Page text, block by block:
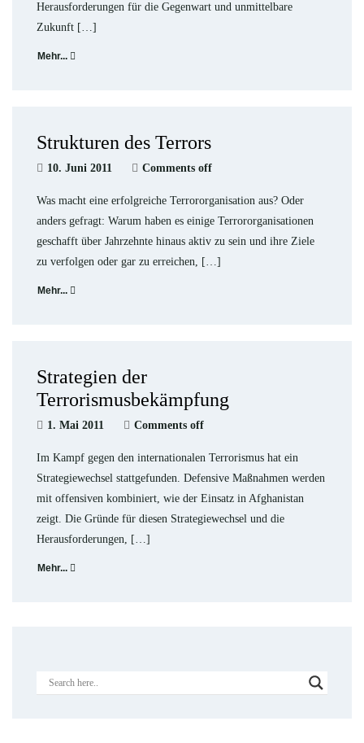
Herausforderungen für die Gegenwart und unmittelbare
Zukunft […]
Mehr...
Strukturen des Terrors
10. Juni 2011 Comments off
Was macht eine erfolgreiche Terrororganisation aus? Oder
anders gefragt: Warum haben es einige Terrororganisationen
geschafft über Jahrzehnte hinaus aktiv zu sein und ihre Ziele
zu verfolgen oder gar zu erreichen, […]
Mehr...
Strategien der
Terrorismusbekämpfung
1. Mai 2011 Comments off
Im Kampf gegen den internationalen Terrorismus hat ein
Strategiewechsel stattgefunden. Defensive Maßnahmen werden
mit offensiven kombiniert, wie der Einsatz in Afghanistan
zeigt. Die Gründe für diesen Strategiewechsel und die
Herausforderungen, […]
Mehr...